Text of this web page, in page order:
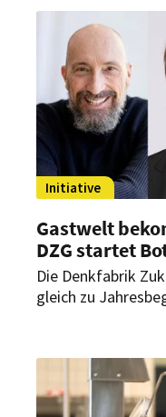
geplante
Kampf gegen den
eröffnen.
Initiative
Gastwelt
DZG startet
Die Denkfabrik
gleich zu
Sichtbarkeit und
und Öffentlichkeit